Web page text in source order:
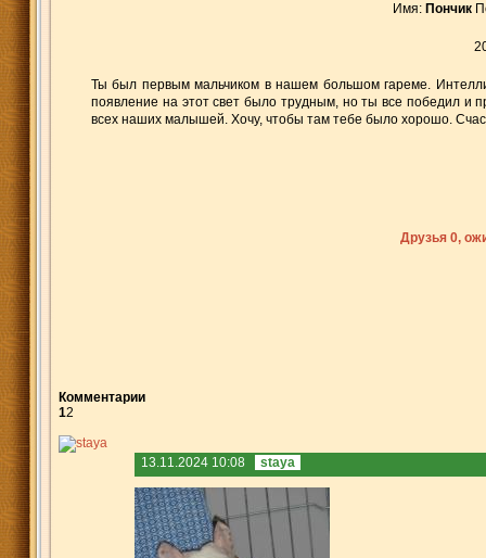
Имя: Пончик
Ты был первым мальчиком в нашем большом гареме.
появление на этот свет было трудным, но ты все победил и
всех наших малышей. Хочу, чтобы там тебе было хорошо.
Друзья 0,
Комментарии
12
13.11.2024 10:08 staya